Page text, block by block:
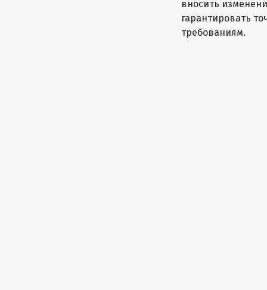
вносить
гарантировать
требованиям.